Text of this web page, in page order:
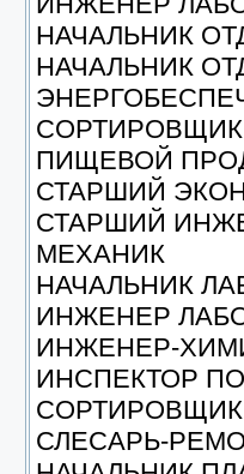
НАЧАЛЬНИК
НАЧАЛЬНИК
ПИЩЕВОЙ
СТАРШИЙ
СТАРШИЙ
МЕХАНИК
НАЧАЛЬНИК
ИНЖЕНЕР
ИНЖЕНЕР-
ИНСПЕКТОР
СОРТИРОВЩИК
СЛЕСАРЬ-